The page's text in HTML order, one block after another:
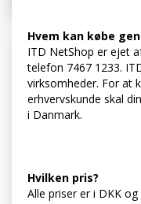
Hvem kan købe
ITD NetShop er ejet
telefon 7467 1233.
virksomheder. For at
erhvervskunde skal
i Danmark.
Hvilken pris?
Alle priser er i DKK